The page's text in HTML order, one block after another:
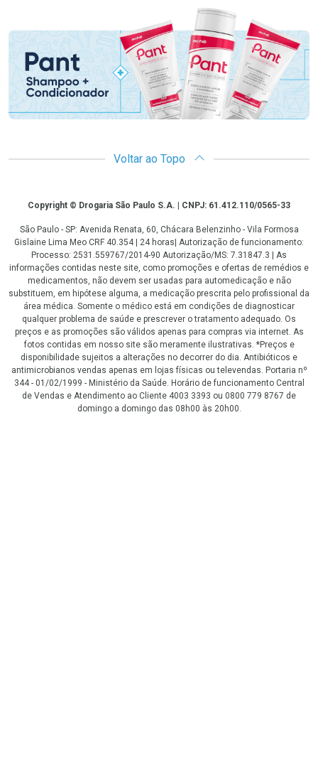
Promoção em Destaque
Voltar ao Topo
CopyrightCopyright © Drogaria São Paulo S.A. | CNPJ: 61.412.110/0565-33
São Paulo - SP: Avenida Renata, 60, Chácara Belenzinho - Vila Formosa
Gislaine Lima Meo CRF 40.354 | 24 horas| Autorização de funcionamento:
Processo: 2531.559767/2014-90 Autorização/MS: 7.31847.3 | As
informações contidas neste site, como promoções e ofertas de remédios e
medicamentos, não devem ser usadas para automedicação e não
substituem, em hipótese alguma, a medicação prescrita pelo profissional da
área médica. Somente o médico está em condições de diagnosticar
qualquer problema de saúde e prescrever o tratamento adequado. Os
preços e as promoções são válidos apenas para compras via internet. As
fotos contidas em nosso site são meramente ilustrativas. *Preços e
disponibilidade sujeitos a alterações no decorrer do dia. Antibióticos e
antimicrobianos vendas apenas em lojas físicas ou televendas. Portaria nº
344 - 01/02/1999 - Ministério da Saúde. Horário de funcionamento Central
de Vendas e Atendimento ao Cliente 4003 3393 ou 0800 779 8767 de
domingo a domingo das 08h00 às 20h00.